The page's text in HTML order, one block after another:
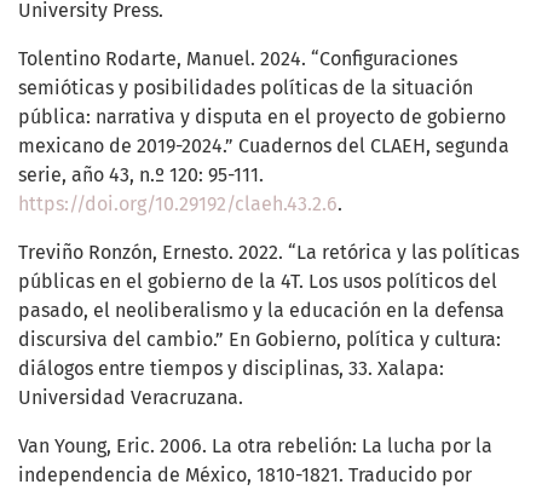
University Press.
Tolentino Rodarte, Manuel. 2024. “Configuraciones
semióticas y posibilidades políticas de la situación
pública: narrativa y disputa en el proyecto de gobierno
mexicano de 2019-2024.” Cuadernos del CLAEH, segunda
serie, año 43, n.º 120: 95-111.
https://doi.org/10.29192/claeh.43.2.6.
Treviño Ronzón, Ernesto. 2022. “La retórica y las políticas
públicas en el gobierno de la 4T. Los usos políticos del
pasado, el neoliberalismo y la educación en la defensa
discursiva del cambio.” En Gobierno, política y cultura:
diálogos entre tiempos y disciplinas, 33. Xalapa:
Universidad Veracruzana.
Van Young, Eric. 2006. La otra rebelión: La lucha por la
independencia de México, 1810-1821. Traducido por